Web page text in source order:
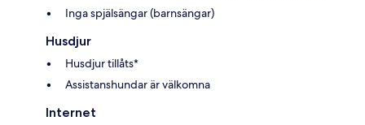
Inga spjälsängar (barnsängar)
Husdjur
Husdjur tillåts*
Assistanshundar är välkomna
Internet